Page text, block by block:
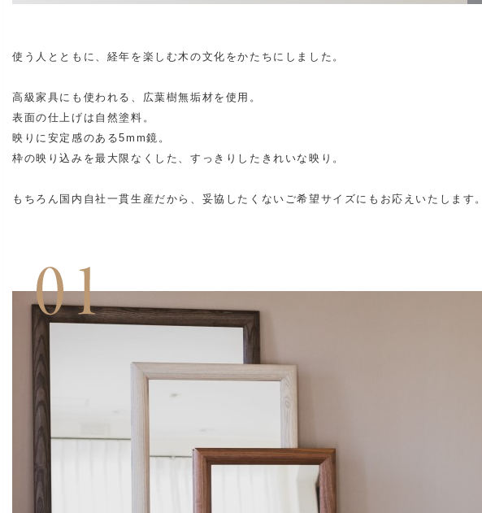
使う人とともに、経年を楽しむ木の文化をかたちにしました。
高級家具にも使われる、広葉樹無垢材を使用。
表面の仕上げは自然塗料。
映りに安定感のある5mm鏡。
枠の映り込みを最大限なくした、すっきりしたきれいな映り。
もちろん国内自社一貫生産だから、妥協したくないご希望サイズにもお応えいたします。